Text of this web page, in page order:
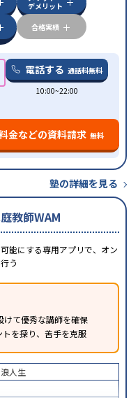
から受講可能季節講習の
デメリット
合格実績
電話する 通話料無料
10:00~22:00
金などの資料請求 無料
塾の詳細を見る
教師WAM
能にする専用アプリで、オン
う
けて優秀な講師を確保
を探り、苦手を克服
浪人生